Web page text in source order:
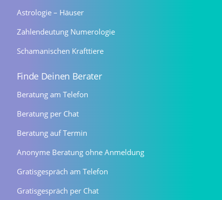
Astrologie – Häuser
Zahlendeutung Numerologie
Schamanischen Krafttiere
Finde Deinen Berater
Beratung am Telefon
Beratung per Chat
Beratung auf Termin
Anonyme Beratung ohne Anmeldung
Gratisgespräch am Telefon
Gratisgespräch per Chat